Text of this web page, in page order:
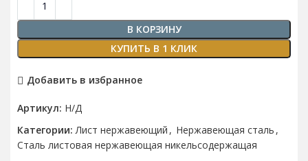
В КОРЗИНУ
КУПИТЬ В 1 КЛИК
Добавить в избранное
Артикул: Н/Д
Категории: Лист нержавеющий , Нержавеющая сталь ,
Сталь листовая нержавеющая никельсодержащая